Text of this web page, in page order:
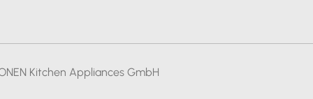
Kitchen Appliances GmbH